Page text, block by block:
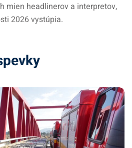
mien headlinerov a interpretov,
2026 vystúpia.